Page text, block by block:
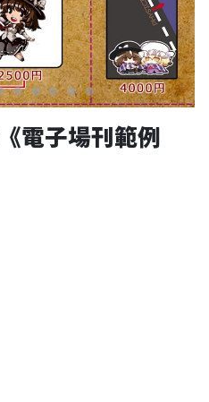
電子場刊範例